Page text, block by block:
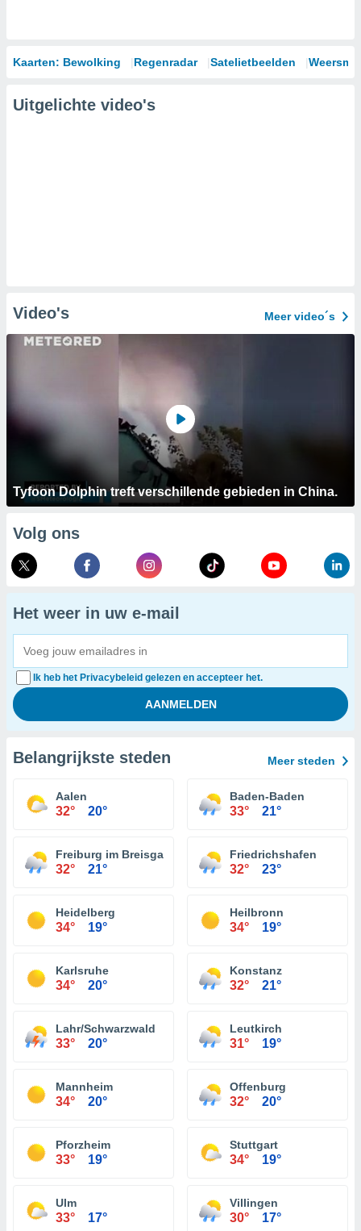
Kaarten: Bewolking Regenradar Satelietbeelden
Uitgelichte video's
Video's Meer video´s
Tyfoon Dolphin treft verschillende gebieden in China.
Volg ons
Het weer in uw e-mail
Ik heb het Privacybeleid gelezen en accepteer het.
Belangrijkste steden Meer steden
Aalen
32° 20°
Baden-Baden
33° 21°
Freiburg im Breisgau
32° 21°
Friedrichshafen
32° 23°
Heidelberg
34° 19°
Heilbronn
34° 19°
Karlsruhe
34° 20°
Konstanz
32° 21°
Lahr/Schwarzwald
33° 20°
Leutkirch
31° 19°
Mannheim
34° 20°
Offenburg
32° 20°
Pforzheim
33° 19°
Stuttgart
34° 19°
Ulm
33° 17°
Villingen
30° 17°